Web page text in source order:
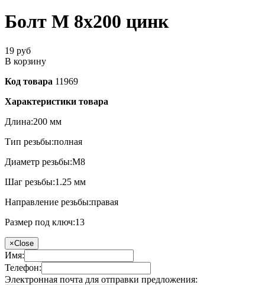
Болт М 8х200 цинк
19 руб
В корзину
Код товара 11969
Характеристики товара
Длина:200 мм
Тип резьбы:полная
Диаметр резьбы:М8
Шаг резьбы:1.25 мм
Направление резьбы:правая
Размер под ключ:13
×Close
Имя:
Телефон:
Электронная почта для отправки предложения: